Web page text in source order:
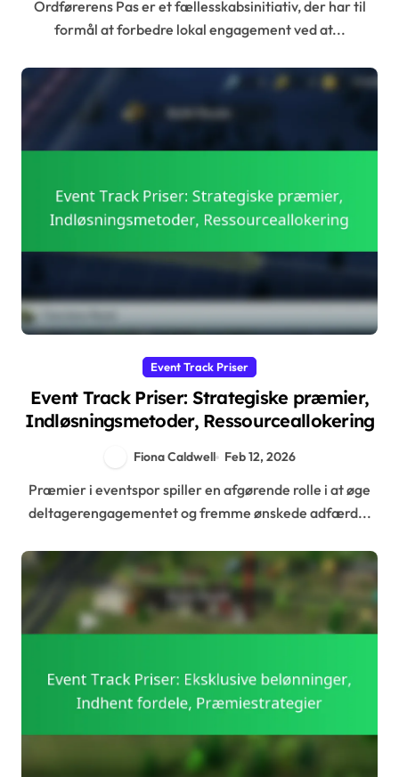
Ordførerens Pas er et fællesskabsinitiativ, der har til
formål at forbedre lokal engagement ved at...
Event Track Priser
Event Track Priser: Strategiske præmier,
Indløsningsmetoder, Ressourceallokering
Fiona Caldwell Feb 12, 2026
Præmier i eventspor spiller en afgørende rolle i at øge
deltagerengagementet og fremme ønskede adfærd...